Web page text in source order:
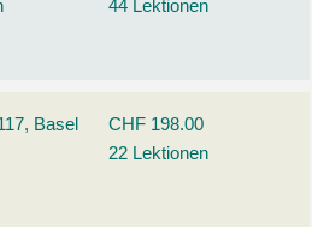
44 Lektionen
Basel
CHF 198.00
22 Lektionen